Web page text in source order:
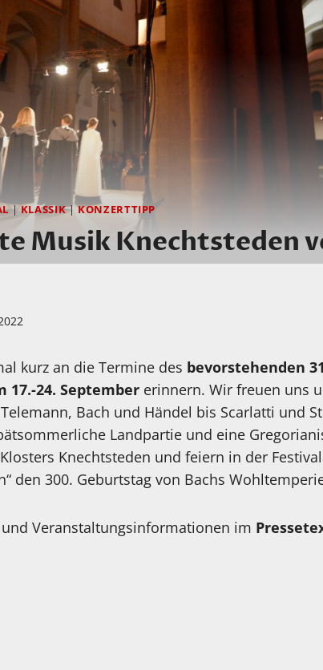
|KLASSIK|KONZERTTIPP
Musik Knechtsteden
kurz an die Termine des bevorstehenden
17.-24. September erinnern. Wir freuen uns
Bach und Händel bis Scarlatti und
Landpartie und eine
Knechtsteden und feiern in der
den 300. Geburtstag von Bachs
Veranstaltungsinformationen im